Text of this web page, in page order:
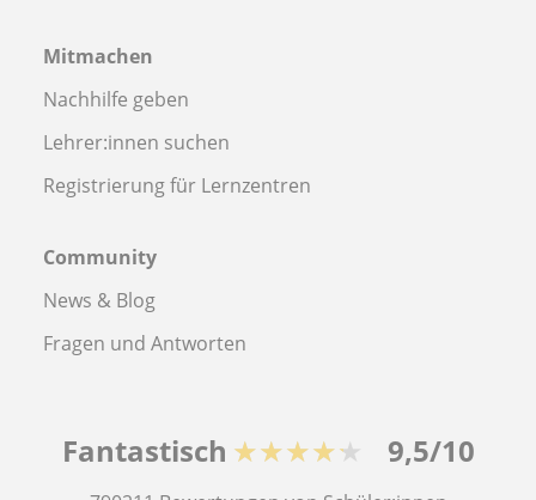
Mitmachen
Nachhilfe geben
Lehrer:innen suchen
Registrierung für Lernzentren
Community
News & Blog
Fragen und Antworten
Fantastisch ★★★★★ 9,5/10